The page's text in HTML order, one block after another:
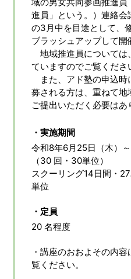
進員」という。）連絡
の3月中を目途として、
ブラッシュアップして開
地域推進員については
ていますのでご覧くださ
また、アド塾の申込時
募される方は、重ねて
ご提出いただく必要はあ
・実施期間
令和8年6月25日（木）
（30 回・30単位）
スクーリング14日間・
単位
・定員
20 名程度
・講座のおおよその内
覧ください。